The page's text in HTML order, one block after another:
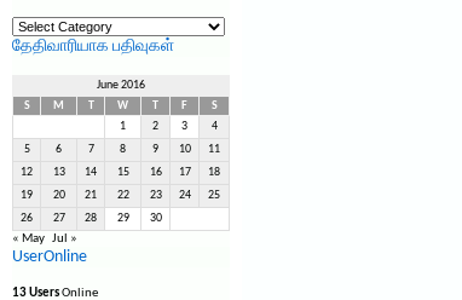
தலைப்புகளில்
தேட
தேதிவாரியாக பதிவுகள்
June 2016
S
M W F
S
1
2 3 4
5 6 7 8 9 10 11
12 13 14 15 16 17 18
19 20 21 22 23 24 25
26 27 28 29 30
« May Jul »
UserOnline
13 UsersOnline